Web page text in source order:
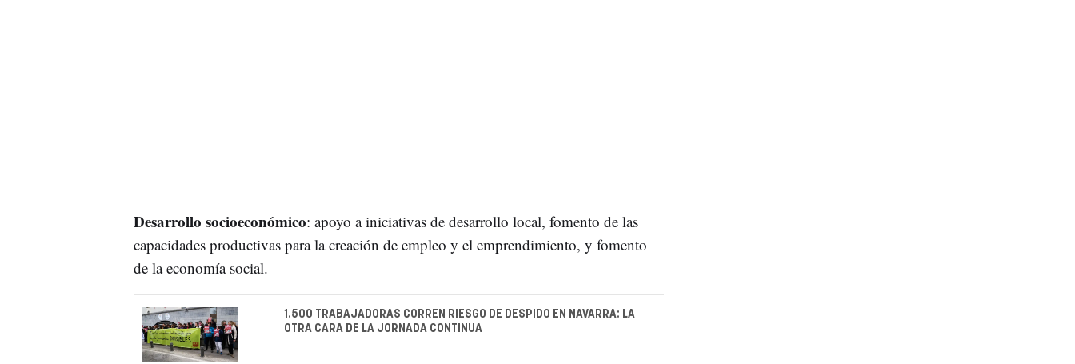
Desarrollo socioeconómico: apoyo a iniciativas de desarrollo local, fomento de las
capacidades productivas para la creación de empleo y el emprendimiento, y fomento
de la economía social.
1.500 TRABAJADORAS CORREN RIESGO DE DESPIDO EN NAVARRA: LA
OTRA CARA DE LA JORNADA CONTINUA